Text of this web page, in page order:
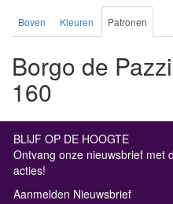
Boven Kleuren Patronen
Borgo de
160
BLIJF OP DE HOOGTE
Ontvang onze nieuwsbrief met
acties!
Aanmelden Nieuwsbrief